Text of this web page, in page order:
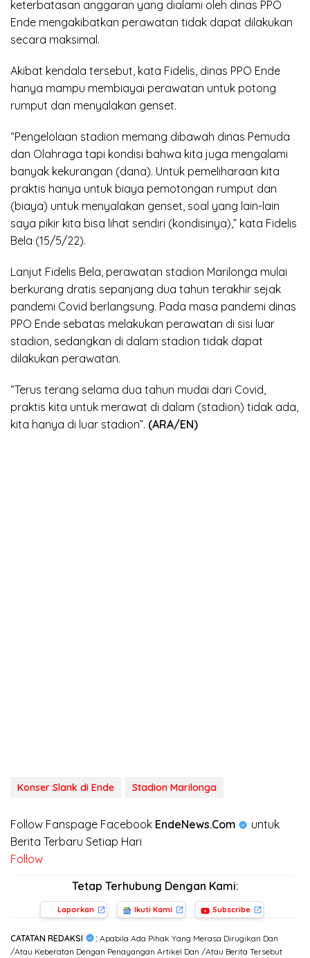
keterbatasan anggaran yang dialami oleh dinas PPO
Ende mengakibatkan perawatan tidak dapat dilakukan
secara maksimal.
Akibat kendala tersebut, kata Fidelis, dinas PPO Ende
hanya mampu membiayai perawatan untuk potong
rumput dan menyalakan genset.
“Pengelolaan stadion memang dibawah dinas Pemuda
dan Olahraga tapi kondisi bahwa kita juga mengalami
banyak kekurangan (dana). Untuk pemeliharaan kita
praktis hanya untuk biaya pemotongan rumput dan
(biaya) untuk menyalakan genset, soal yang lain-lain
saya pikir kita bisa lihat sendiri (kondisinya),” kata Fidelis
Bela (15/5/22).
Lanjut Fidelis Bela, perawatan stadion Marilonga mulai
berkurang dratis sepanjang dua tahun terakhir sejak
pandemi Covid berlangsung. Pada masa pandemi dinas
PPO Ende sebatas melakukan perawatan di sisi luar
stadion, sedangkan di dalam stadion tidak dapat
dilakukan perawatan.
“Terus terang selama dua tahun mudai dari Covid,
praktis kita untuk merawat di dalam (stadion) tidak ada,
kita hanya di luar stadion”. (ARA/EN)
Konser Slank di Ende Stadion Marilonga
Follow Fanspage Facebook EndeNews.Com
untuk
Berita Terbaru Setiap Hari
Follow
Tetap Terhubung Dengan Kami:
Laporkan Ikuti Kami Subscribe
CATATAN REDAKSI : Apabila Ada Pihak Yang Merasa Dirugikan Dan
/Atau Keberatan Dengan Penayangan Artikel Dan /Atau Berita Tersebut